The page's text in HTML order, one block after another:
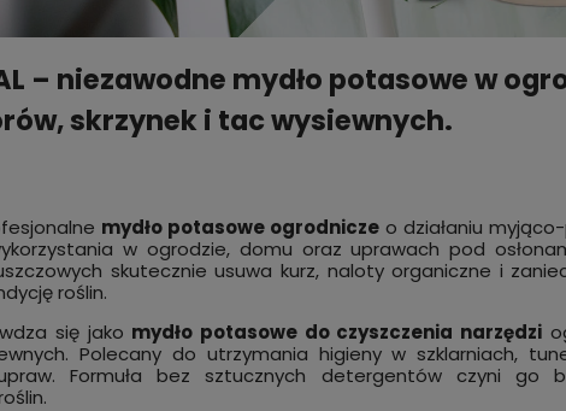
1 kg,
Ziemia okrzemkowa ekologiczny i
naturalny suplement mineralny do
– niezawodne mydło potasowe w
skrzynek i tac wysiewnych.
mydło potasowe ogrodnicze o działaniu
w ogrodzie, domu oraz uprawach pod
skutecznie usuwa kurz, naloty organiczne i
roślin.
się jako mydło potasowe do czyszczenia narzędzi
Polecany do utrzymania higieny w szklarniach,
Formuła bez sztucznych detergentów czyni go